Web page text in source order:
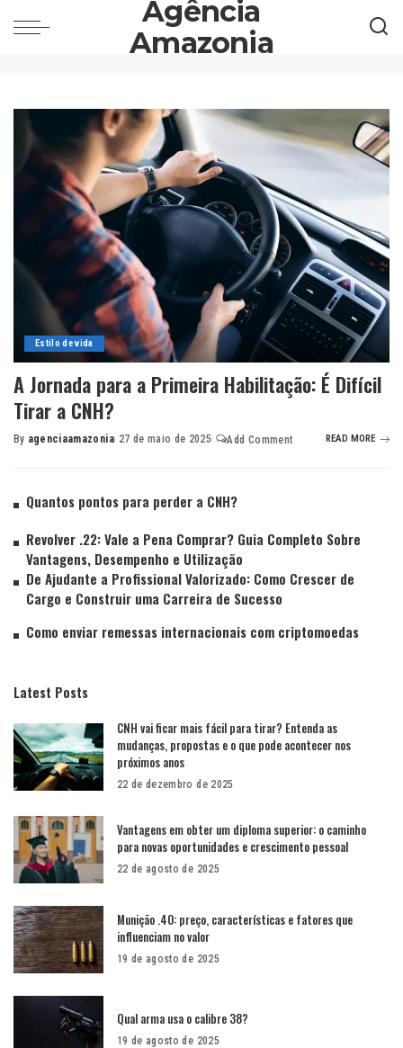
Agência
Amazonia
Estilo de vida
A Jornada para a Primeira Habilitação: É Difícil
Tirar a CNH?
By agenciaamazonia 27 de maio de 2025 Add Comment READ MORE
Quantos pontos para perder a CNH?
Revolver .22: Vale a Pena Comprar? Guia Completo Sobre
Vantagens, Desempenho e Utilização
De Ajudante a Profissional Valorizado: Como Crescer de
Cargo e Construir uma Carreira de Sucesso
Como enviar remessas internacionais com criptomoedas
Latest Posts
CNH vai ficar mais fácil para tirar? Entenda as
mudanças, propostas e o que pode acontecer nos
próximos anos
22 de dezembro de 2025
Vantagens em obter um diploma superior: o caminho
para novas oportunidades e crescimento pessoal
22 de agosto de 2025
Munição .40: preço, características e fatores que
influenciam no valor
19 de agosto de 2025
Qual arma usa o calibre 38?
19 de agosto de 2025